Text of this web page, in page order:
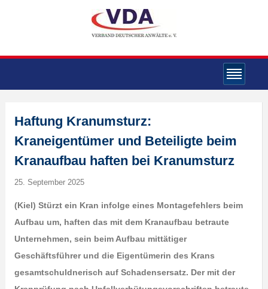
Haftung Kranumsturz:
Kraneigentümer und Beteiligte beim
Kranaufbau haften bei Kranumsturz
25. September 2025
(Kiel) Stürzt ein Kran infolge eines Montagefehlers beim
Aufbau um, haften das mit dem Kranaufbau betraute
Unternehmen, sein beim Aufbau mittätiger
Geschäftsführer und die Eigentümerin des Krans
gesamtschuldnerisch auf Schadensersatz. Der mit der